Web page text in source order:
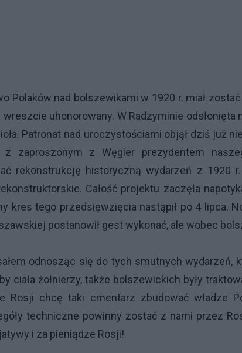
Polaków nad bolszewikami w 1920 r. miał
uhonorowany. W Radzyminie odsłonięta
Patronat nad uroczystościami objął dziś już
zaproszonym z Węgier prezydentem
rekonstrukcję historyczną wydarzeń z 1920
Całość projektu zaczęła
kres tego przedsięwzięcia nastąpił po 4 lipca.
postanowił gest wykonać, ale wobec
odnosząc się do tych smutnych wydarzeń,
ciała żołnierzy, także bolszewickich były
Rosji chcę taki cmentarz zbudować władze
techniczne powinny zostać z nami przez
i za pieniądze Rosji!